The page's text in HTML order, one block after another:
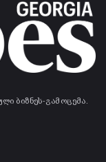
ბიზნეს-გამოცემა.